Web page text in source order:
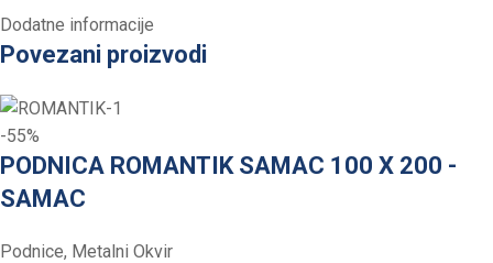
Dodatne informacije
Povezani proizvodi
-55%
PODNICA ROMANTIK SAMAC 100 X 200 -
SAMAC
Podnice, Metalni Okvir